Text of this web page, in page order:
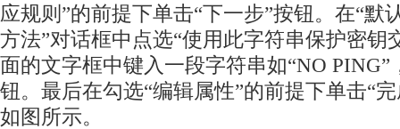
应规则”的前提下单击“下一步”按钮。在“默
方法”对话框中点选“使用此字符串保护密钥
面的文字框中键入一段字符串如“NO PING”
钮。最后在勾选“编辑属性”的前提下单击“
如图所示。